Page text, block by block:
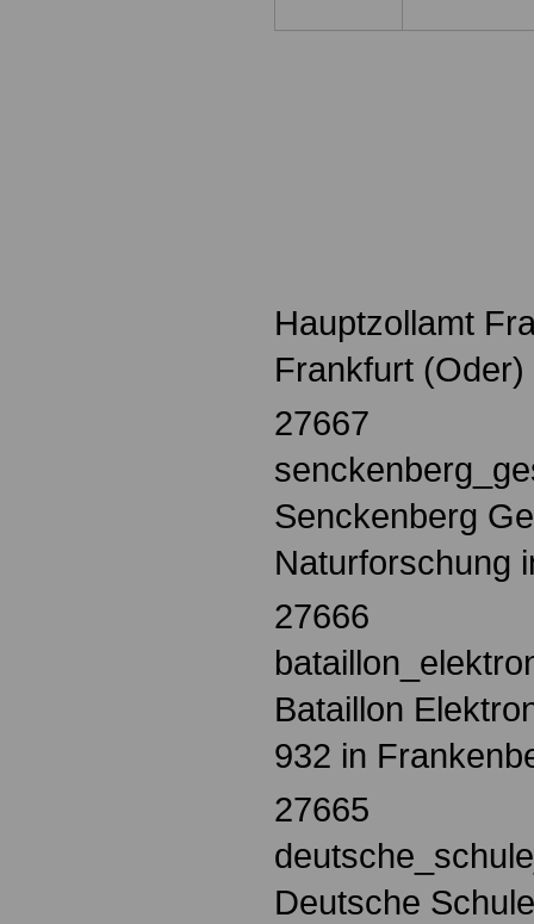
Hauptzollamt
Frankfurt (Oder)
27667
Senckenberg
Naturforschung
27666
Bataillon
932 in
27665
Deutsche